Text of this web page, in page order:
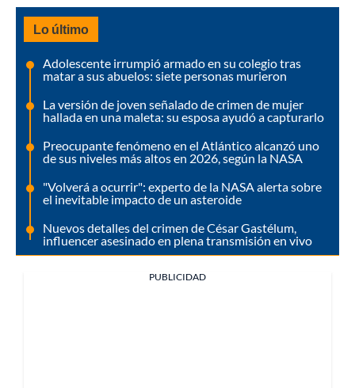
Lo último
Adolescente irrumpió armado en su colegio tras
matar a sus abuelos: siete personas murieron
La versión de joven señalado de crimen de mujer
hallada en una maleta: su esposa ayudó a capturarlo
Preocupante fenómeno en el Atlántico alcanzó uno
de sus niveles más altos en 2026, según la NASA
"Volverá a ocurrir": experto de la NASA alerta sobre
el inevitable impacto de un asteroide
Nuevos detalles del crimen de César Gastélum,
influencer asesinado en plena transmisión en vivo
PUBLICIDAD